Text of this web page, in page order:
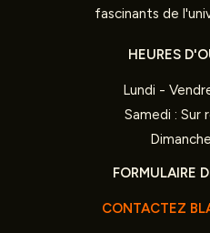
fascinants de
HEURES
Lundi -
Samedi : Sur
FORMULAIRE
CONTACTEZ